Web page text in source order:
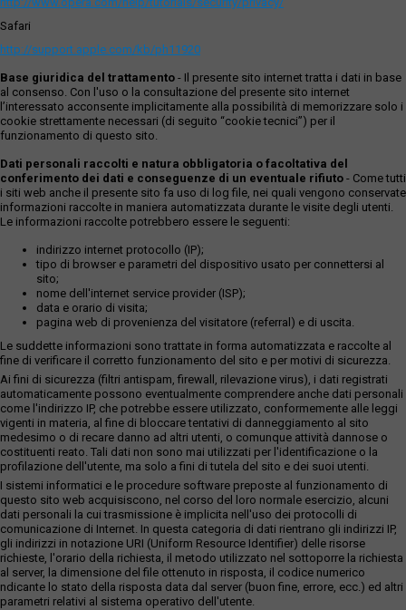
Safari
http://support.apple.com/kb/ph11920
Base giuridica del trattamento - Il presente sito internet tratta i dati in base
al consenso. Con l'uso o la consultazione del presente sito internet
l’interessato acconsente implicitamente alla possibilità di memorizzare solo i
cookie strettamente necessari (di seguito “cookie tecnici”) per il
funzionamento di questo sito.
Dati personali raccolti e natura obbligatoria o facoltativa del
conferimento dei dati e conseguenze di un eventuale rifiuto - Come tutti
i siti web anche il presente sito fa uso di log file, nei quali vengono conservate
informazioni raccolte in maniera automatizzata durante le visite degli utenti.
Le informazioni raccolte potrebbero essere le seguenti:
indirizzo internet protocollo (IP);
tipo di browser e parametri del dispositivo usato per connettersi al
sito;
nome dell'internet service provider (ISP);
data e orario di visita;
pagina web di provenienza del visitatore (referral) e di uscita.
Le suddette informazioni sono trattate in forma automatizzata e raccolte al
fine di verificare il corretto funzionamento del sito e per motivi di sicurezza.
Ai fini di sicurezza (filtri antispam, firewall, rilevazione virus), i dati registrati
automaticamente possono eventualmente comprendere anche dati personali
come l'indirizzo IP, che potrebbe essere utilizzato, conformemente alle leggi
vigenti in materia, al fine di bloccare tentativi di danneggiamento al sito
medesimo o di recare danno ad altri utenti, o comunque attività dannose o
costituenti reato. Tali dati non sono mai utilizzati per l'identificazione o la
profilazione dell'utente, ma solo a fini di tutela del sito e dei suoi utenti.
I sistemi informatici e le procedure software preposte al funzionamento di
questo sito web acquisiscono, nel corso del loro normale esercizio, alcuni
dati personali la cui trasmissione è implicita nell'uso dei protocolli di
comunicazione di Internet. In questa categoria di dati rientrano gli indirizzi IP,
gli indirizzi in notazione URI (Uniform Resource Identifier) delle risorse
richieste, l'orario della richiesta, il metodo utilizzato nel sottoporre la richiesta
al server, la dimensione del file ottenuto in risposta, il codice numerico
ndicante lo stato della risposta data dal server (buon fine, errore, ecc.) ed altri
parametri relativi al sistema operativo dell'utente.